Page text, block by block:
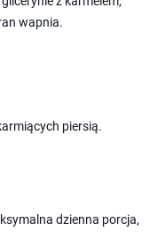
wapnia.
piersią.
dzienna porcja,